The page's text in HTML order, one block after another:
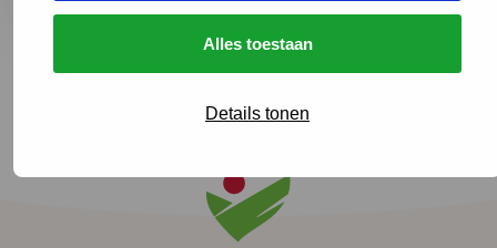
Alles toestaan
Details tonen
Terug naar het overzicht